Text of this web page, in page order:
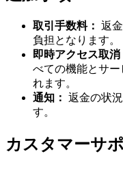
取引手数料： 返
負担となります。
即時アクセス取消
べての機能とサ
れます。
通知： 返金の状
す。
カスタマーサ